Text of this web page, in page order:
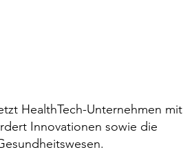
HealthTech-Unternehmen mit
Innovationen sowie die